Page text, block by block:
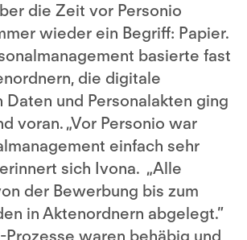
die Zeit vor Personio
wieder ein Begriff: Papier.
basierte fast
die digitale
Daten und Personalakten ging
voran. „Vor Personio war
einfach sehr
sich Ivona. „Alle
der Bewerbung bis zum
in Aktenordnern abgelegt.”